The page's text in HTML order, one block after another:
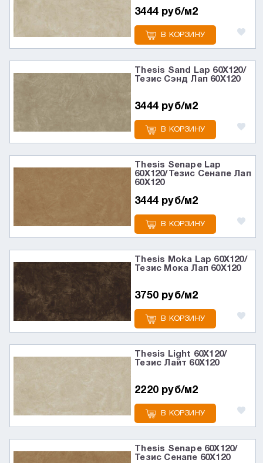
3444 руб/м2
В КОРЗИНУ
Thesis Sand Lap 60X120/
Тезис Сэнд Лап 60X120
3444 руб/м2
В КОРЗИНУ
Thesis Senape Lap
60X120/Тезис Сенапе Лап
60X120
3444 руб/м2
В КОРЗИНУ
Thesis Moka Lap 60X120/
Тезис Мока Лап 60X120
3750 руб/м2
В КОРЗИНУ
Thesis Light 60X120/
Тезис Лайт 60X120
2220 руб/м2
В КОРЗИНУ
Thesis Senape 60X120/
Тезис Сенапе 60X120